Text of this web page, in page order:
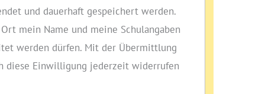
und dauerhaft gespeichert werden.
mein Name und meine Schulangaben
werden dürfen. Mit der Übermittlung
diese Einwilligung jederzeit widerrufen